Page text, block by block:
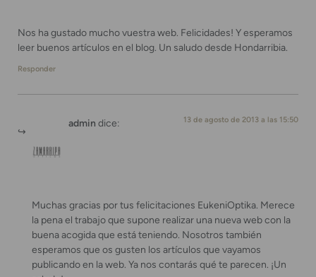
Nos ha gustado mucho vuestra web. Felicidades! Y esperamos
leer buenos artículos en el blog. Un saludo desde Hondarribia.
Responder
admin dice: 13 de agosto de 2013 a las 15:50
Muchas gracias por tus felicitaciones EukeniOptika. Merece
la pena el trabajo que supone realizar una nueva web con la
buena acogida que está teniendo. Nosotros también
esperamos que os gusten los artículos que vayamos
publicando en la web. Ya nos contarás qué te parecen. ¡Un